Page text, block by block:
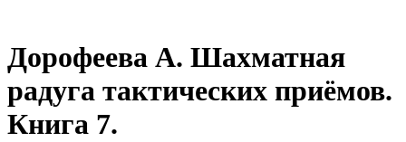
Дорофеева А. Шахматная
радуга тактических приёмов.
Книга 7.